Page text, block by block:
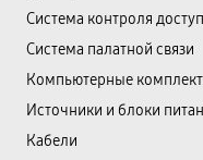
Система контроля
Система палатной связи
Компьютерные
Источники и блоки
Кабели